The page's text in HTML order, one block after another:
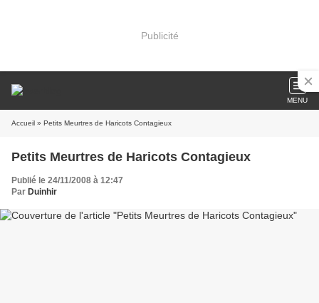
Publicité
MENU
Accueil » Petits Meurtres de Haricots Contagieux
Petits Meurtres de Haricots Contagieux
Publié le 24/11/2008 à 12:47
Par Duinhir